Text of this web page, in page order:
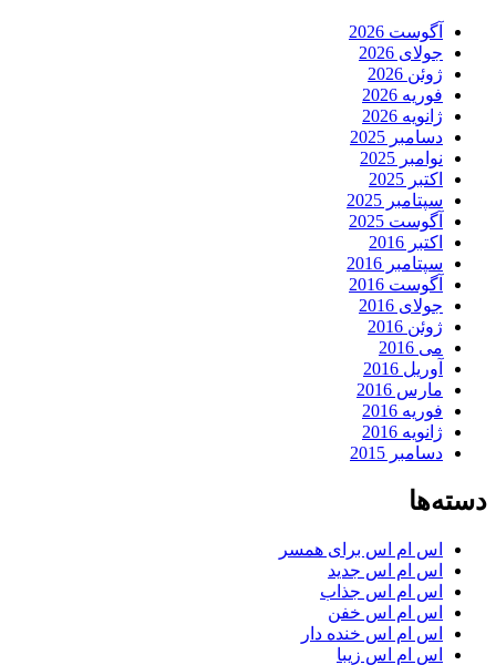
آگوست 2026
جولای 2026
ژوئن 2026
فوریه 2026
ژانویه 2026
دسامبر 2025
نوامبر 2025
اکتبر 2025
سپتامبر 2025
آگوست 2025
اکتبر 2016
سپتامبر 2016
آگوست 2016
جولای 2016
ژوئن 2016
می 2016
آوریل 2016
مارس 2016
فوریه 2016
ژانویه 2016
دسامبر 2015
دسته‌ها
اس ام اس برای همسر
اس ام اس جدید
اس ام اس جذاب
اس ام اس خفن
اس ام اس خنده دار
اس ام اس زیبا